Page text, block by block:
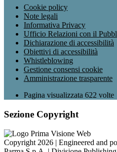
Cookie policy
Note legali
Informativa Privacy
Ufficio Relazioni con il
Dichiarazione di accessibilità
Obiettivi di accessibilità
Whistleblowing
Gestione consensi cookie
Amministrazione trasparente
Pagina visualizzata 622 volte
Sezione Copyright
Copyright 2026 | Engineered and